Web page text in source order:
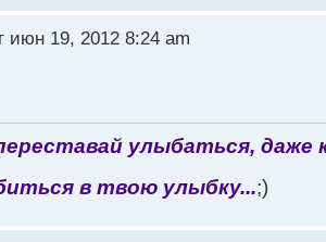
июн 19, 2012 8:24 am
улыбаться,
в твою улыбку...;)